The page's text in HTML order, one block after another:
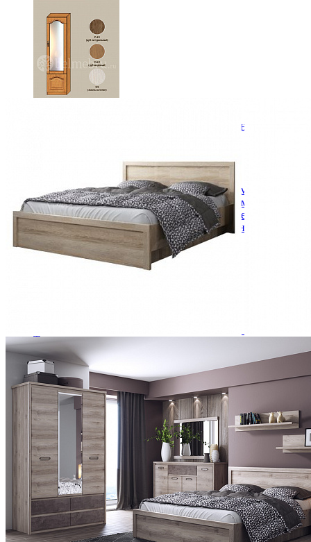
Модульная гостиная Вилия-М Шкаф комбинированный
Деревянные кровати с подъемным механизмом
Кровати односпальные с подъемным механизмом
Кровати двуспальные с подъемным механизмом
Кровати полутороспальные с подъемным
Зеркала
Комоды
Кровати двуспальные
Тахта
Туалетные столики
Тумбы прикроватные
Шкафы для одежды
Антресоли на шкаф
Полки и ящики в шкаф для одежды
Шкаф 1-дверный для одежды и белья
Шкафы 2-х дверные для одежды и белья
Шкафы 3-х дверные для одежды и белья
Шкафы 4-х дверные для одежды и белья
Шкафы 5-ти дверные для одежды и белья
Шкафы 6-ти дверные для одежды и белья
Шкафы купе для одежды и белья
Шкафы угловые для одежды и белья
Ящики и короба